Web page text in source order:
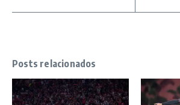
Posts relacionados